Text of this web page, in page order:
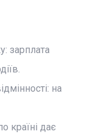
зарплата
на
країні дає